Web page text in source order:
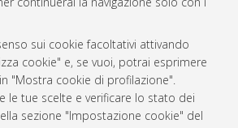
sui cookie facoltativi attivando
cookie" e, se vuoi, potrai esprimere
"Mostra cookie di profilazione".
le tue scelte e verificare lo stato dei
sezione "Impostazione cookie" del